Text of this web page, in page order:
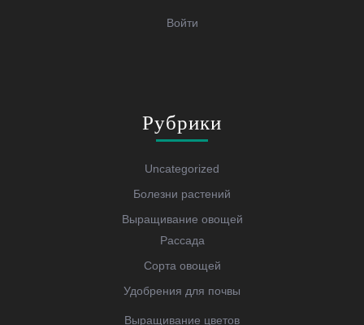
Войти
Рубрики
Uncategorized
Болезни растений
Выращивание овощей
Рассада
Сорта овощей
Удобрения для почвы
Выращивание цветов